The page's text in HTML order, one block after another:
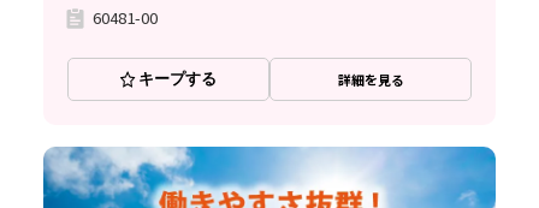
60481-00
キープする 詳細を見る